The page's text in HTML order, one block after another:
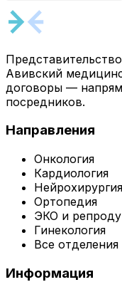
Авивский
договоры —
посредников.
Направления
Онкология
Кардиология
Нейрохирургия
Ортопедия
ЭКО и
Гинекология
Все
Информация